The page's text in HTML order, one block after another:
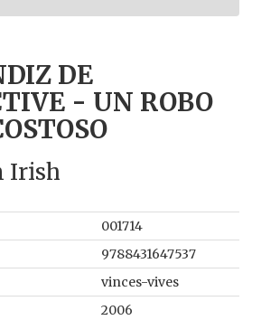
DE
- UN ROBO
Irish
001714
9788431647537
vinces-vives
2006